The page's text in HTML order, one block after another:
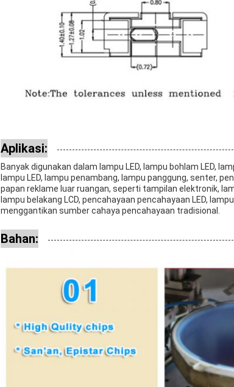
Aplikasi:
Banyak digunakan dalam lampu LED, lampu bohlam LED,
lampu LED, lampu penambang, lampu panggung, senter,
papan reklame luar ruangan, seperti tampilan elektronik,
lampu belakang LCD, pencahayaan pencahayaan LED,
menggantikan sumber cahaya pencahayaan tradisional.
Bahan: